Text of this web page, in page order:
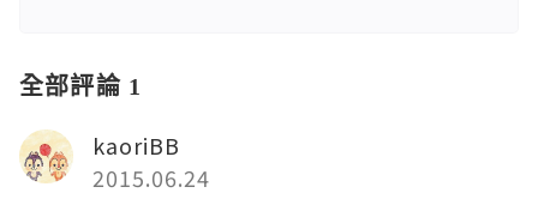
全部評論 1
kaoriBB
2015.06.24